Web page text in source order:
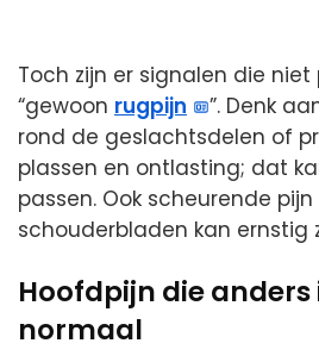
Toch zijn er signalen die niet
“gewoon rugpijn
”. Denk
rond de geslachtsdelen of
plassen en ontlasting; dat
passen. Ook scheurende
schouderbladen kan ernstig
Hoofdpijn die anders
normaal